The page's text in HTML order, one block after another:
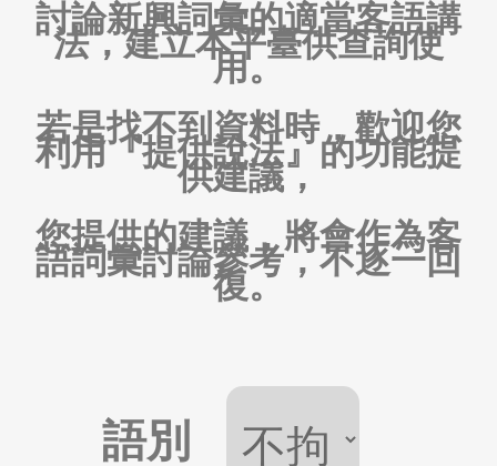
討論新興詞彙的適當客語講
法，建立本平臺供查詢使
用。
若是找不到資料時，歡迎您
利用『提供說法』的功能提
供建議，
您提供的建議，將會作為客
語詞彙討論參考，不逐一回
復。
語別